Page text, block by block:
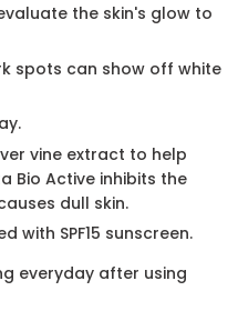
the skin's glow to
spots can show off white
vine extract to help
Bio Active inhibits the
dull skin.
with SPF15 sunscreen.
everyday after using